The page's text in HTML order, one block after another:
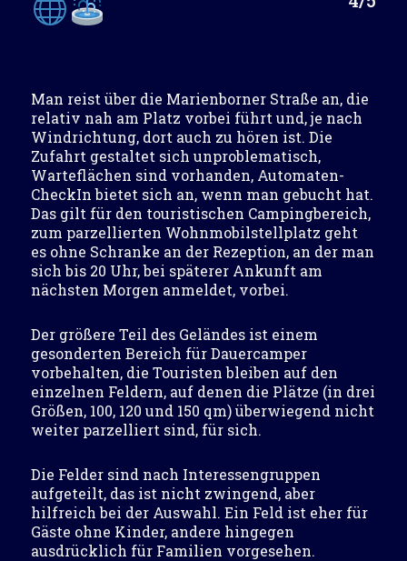
Man reist über die Marienborner Straße an, die
relativ nah am Platz vorbei führt und, je nach
Windrichtung, dort auch zu hören ist. Die
Zufahrt gestaltet sich unproblematisch,
Warteflächen sind vorhanden, Automaten-
CheckIn bietet sich an, wenn man gebucht hat.
Das gilt für den touristischen Campingbereich,
zum parzellierten Wohnmobilstellplatz geht
es ohne Schranke an der Rezeption, an der man
sich bis 20 Uhr, bei späterer Ankunft am
nächsten Morgen anmeldet, vorbei.
Der größere Teil des Geländes ist einem
gesonderten Bereich für Dauercamper
vorbehalten, die Touristen bleiben auf den
einzelnen Feldern, auf denen die Plätze (in drei
Größen, 100, 120 und 150 qm) überwiegend nicht
weiter parzelliert sind, für sich.
Die Felder sind nach Interessengruppen
aufgeteilt, das ist nicht zwingend, aber
hilfreich bei der Auswahl. Ein Feld ist eher für
Gäste ohne Kinder, andere hingegen
ausdrücklich für Familien vorgesehen.